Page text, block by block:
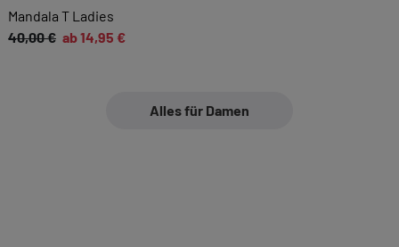
Mandala T Ladies
40,00 € ab 14,95 €
Alles für Damen